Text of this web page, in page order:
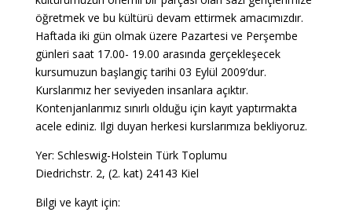
öğretmek ve bu kültürü devam ettirmek amacımızdır.
Haftada iki gün olmak üzere Pazartesi ve Perşembe
günleri saat 17.00- 19.00 arasında gerçekleşecek
kursumuzun başlangiç tarihi 03 Eylül 2009’dur.
Kurslarımız her seviyeden insanlara açıktır.
Kontenjanlarımız sınırlı olduğu için kayıt yaptırmakta
acele ediniz. Ilgi duyan herkesi kurslarımıza bekliyoruz.
Yer: Schleswig-Holstein Türk Toplumu
Diedrichstr. 2, (2. kat) 24143 Kiel
Bilgi ve kayıt için: